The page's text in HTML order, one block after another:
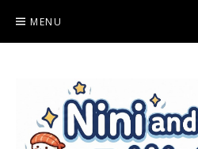
content
MENU